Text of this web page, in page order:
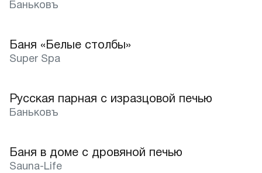
Баньковъ
Баня «Белые столбы»
Super Spa
Русская парная с изразцовой печью
Баньковъ
Баня в доме с дровяной печью
Sauna-Life